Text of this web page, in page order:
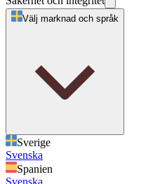
Välj marknad och språk
Sverige
Svenska
Spanien